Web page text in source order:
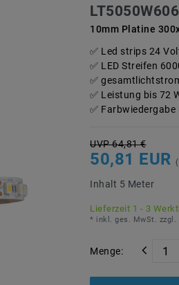
10mm Platine
Led strips 24
LED Streifen
Leistung bis 72
UVP 64,81 €
50,81 EUR
Inhalt 5 Meter
Lieferzeit 1 - 3
* inkl. ges. MwSt. zzgl.
Menge: